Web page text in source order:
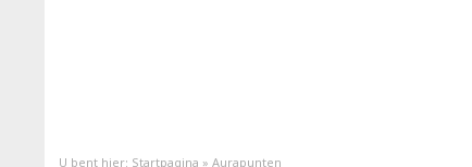
U bent hier: Startpagina » Aurapunten